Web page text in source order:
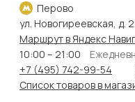
Перово
ул. Новогиреевская, д.
Маршрут в Яндекс
10:00 – 21:00
+7 (495) 742-99-54
Список товаров в